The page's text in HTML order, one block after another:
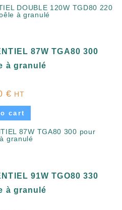
87W TGA80 300
à granulé
€ HT
cart
91W TGO80 330
à granulé